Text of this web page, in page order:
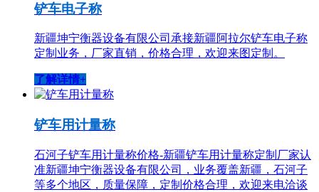
铲车电子称
新疆坤宁衡器设备有限公司承接新疆阿拉尔铲车电子称
定制业务，厂家直销，价格合理，欢迎来图定制。
了解详情+
铲车用计量称
石河子铲车用计量称价格-新疆铲车用计量称定制厂家认
准新疆坤宁衡器设备有限公司，业务覆盖新疆，石河子
等多个地区，质量保障，定制价格合理，欢迎来电洽谈